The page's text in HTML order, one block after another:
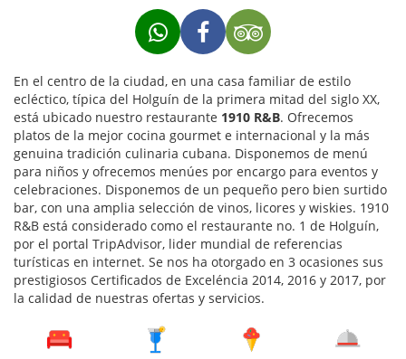
En el centro de la ciudad, en una casa familiar de estilo
ecléctico, típica del Holguín de la primera mitad del siglo XX,
está ubicado nuestro restaurante 1910 R&B. Ofrecemos
platos de la mejor cocina gourmet e internacional y la más
genuina tradición culinaria cubana. Disponemos de menú
para niños y ofrecemos menúes por encargo para eventos y
celebraciones. Disponemos de un pequeño pero bien surtido
bar, con una amplia selección de vinos, licores y wiskies. 1910
R&B está considerado como el restaurante no. 1 de Holguín,
por el portal TripAdvisor, lider mundial de referencias
turísticas en internet. Se nos ha otorgado en 3 ocasiones sus
prestigiosos Certificados de Exceléncia 2014, 2016 y 2017, por
la calidad de nuestras ofertas y servicios.